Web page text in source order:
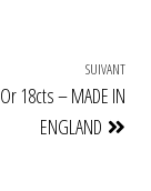
SUIVANT
18cts – MADE IN
ENGLAND